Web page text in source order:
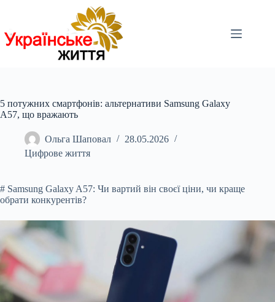
5 потужних смартфонів: альтернативи Samsung Galaxy
A57, що вражають
Ольга Шаповал
28.05.2026
Цифрове життя
# Samsung Galaxy A57: Чи вартий він своєї ціни, чи краще
обрати конкурентів?